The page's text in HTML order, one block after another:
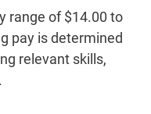
range of $14.00 to
pay is determined
relevant skills,